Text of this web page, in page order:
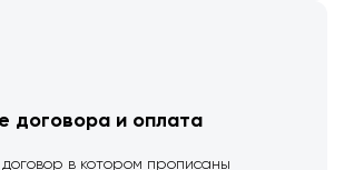
договора и оплата
договор в котором прописаны